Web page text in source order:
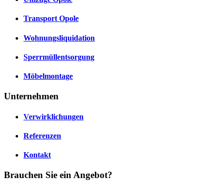
Transport Opole
Wohnungsliquidation
Sperrmüllentsorgung
Möbelmontage
Unternehmen
Verwirklichungen
Referenzen
Kontakt
Brauchen Sie ein Angebot?